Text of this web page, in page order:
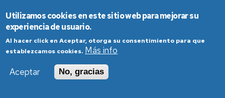
Utilizamos cookies en este sitio web para mejorar su
experiencia de usuario.
Al hacer click en Aceptar, otorga su consentimiento para que
establezcamos cookies. Más info
Aceptar
No, gracias